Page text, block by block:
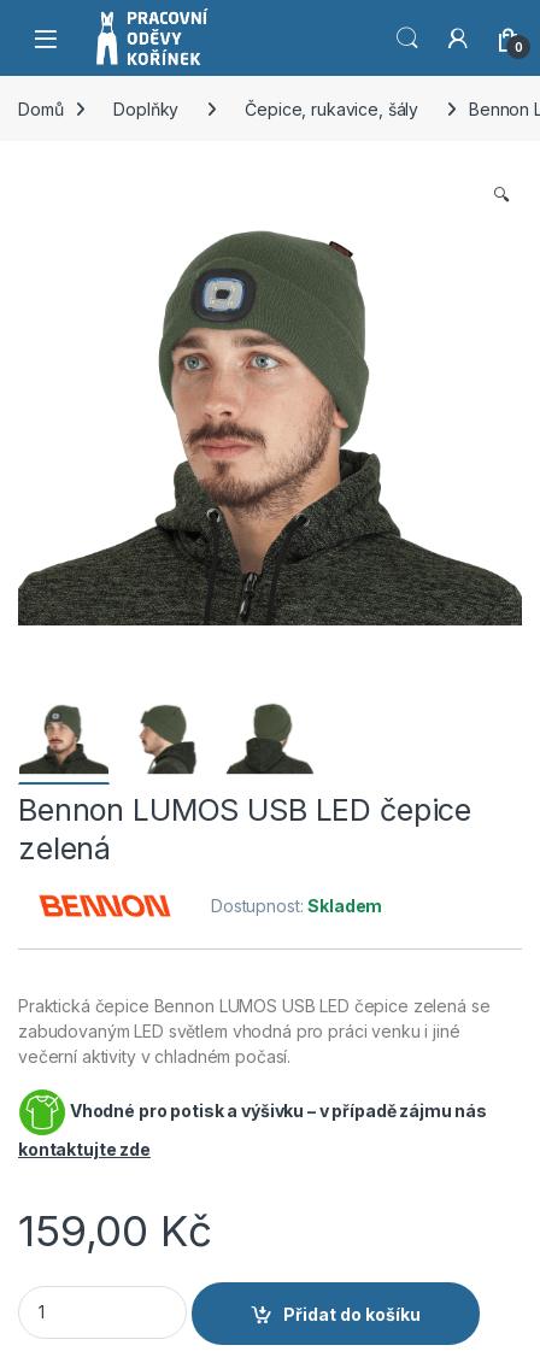
Přeskočit na navigaci
Přeskočit na obsah
0
Domů Doplňky Čepice, rukavice, šály Bennon
🔍
Bennon LUMOS USB LED čepice
zelená
Dostupnost:Skladem
Praktická čepice Bennon LUMOS USB LED čepice zelená se
zabudovaným LED světlem vhodná pro práci venku i jiné
večerní aktivity v chladném počasí.
Vhodné pro potisk a výšivku – v případě zájmu nás
kontaktujte zde
159,00 Kč
Bennon LUMOS USB LED čepice zelená množství
Přidat do košíku